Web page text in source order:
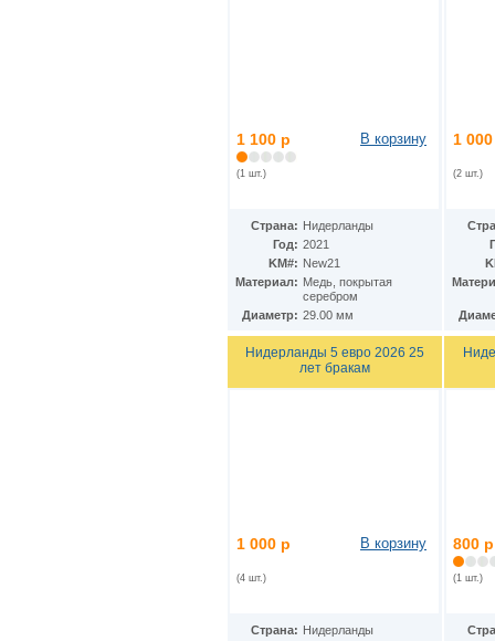
1 100 р
(1 шт.)
В корзину
Страна: Нидерланды
Год: 2021
KM#: New21
Материал: Медь, покрытая
серебром
Диаметр: 29.00 мм
1
(2 шт.)
Нидерланды 5 евро 2026 25
лет бракам
1 000 р
(4 шт.)
В корзину
Страна: Нидерланды
800 р
(1 шт.)